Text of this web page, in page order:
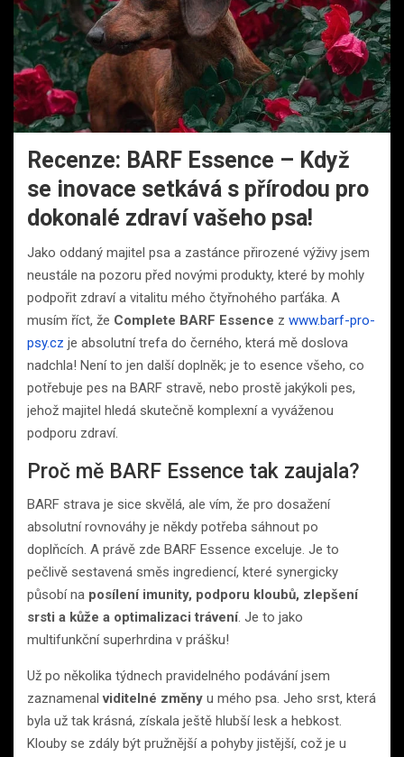
Recenze: BARF Essence – Když
se inovace setkává s přírodou pro
dokonalé zdraví vašeho psa!
Jako oddaný majitel psa a zastánce přirozené výživy jsem
neustále na pozoru před novými produkty, které by mohly
podpořit zdraví a vitalitu mého čtyřnohého parťáka. A
musím říct, že Complete BARF Essence z www.barf-pro-
psy.cz je absolutní trefa do černého, která mě doslova
nadchla! Není to jen další doplněk; je to esence všeho, co
potřebuje pes na BARF stravě, nebo prostě jakýkoli pes,
jehož majitel hledá skutečně komplexní a vyváženou
podporu zdraví.
Proč mě BARF Essence tak zaujala?
BARF strava je sice skvělá, ale vím, že pro dosažení
absolutní rovnováhy je někdy potřeba sáhnout po
doplňcích. A právě zde BARF Essence exceluje. Je to
pečlivě sestavená směs ingrediencí, které synergicky
působí na posílení imunity, podporu kloubů, zlepšení
srsti a kůže a optimalizaci trávení. Je to jako
multifunkční superhrdina v prášku!
Už po několika týdnech pravidelného podávání jsem
zaznamenalviditelné změny u mého psa. Jeho srst, která
byla už tak krásná, získala ještě hlubší lesk a hebkost.
Klouby se zdály být pružnější a pohyby jistější, což je u